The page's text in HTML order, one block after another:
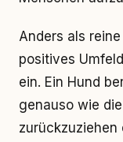
Anders als
positives
ein. Ein Hund
genauso wie
zurückzuziehen